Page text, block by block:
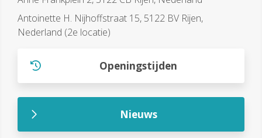
Antoinette H. Nijhoffstraat 15, 5122 BV Rijen,
Nederland (2e locatie)
Openingstijden
Nieuws